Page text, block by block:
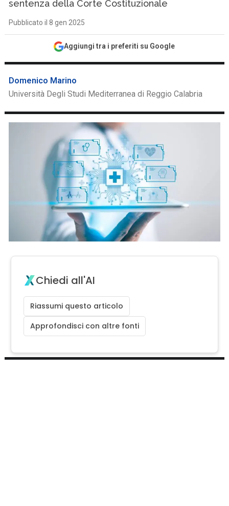
sentenza della Corte Costituzionale
Pubblicato il 8 gen 2025
Aggiungi tra i preferiti su Google
Domenico Marino
Università Degli Studi Mediterranea di Reggio Calabria
Chiedi all'AI
Riassumi questo articolo
Approfondisci con altre fonti